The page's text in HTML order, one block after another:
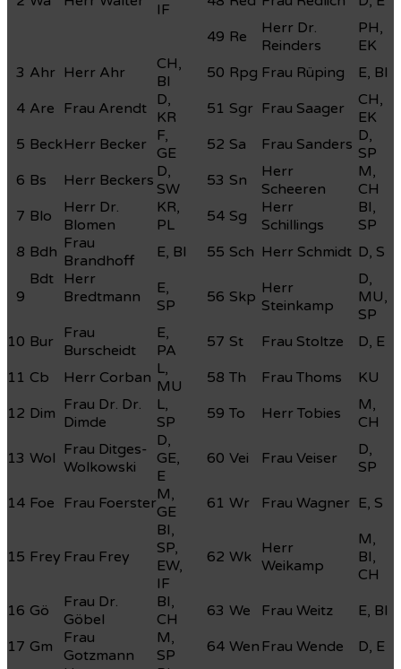
IF
49 Re
Herr Dr.
Reinders
PH,
EK
3 Ahr Herr Ahr
CH,
BI
50 Rpg Frau Rüping
E, BI
4 Are Frau Arendt
D,
KR
51 Sgr Frau Saager
CH,
EK
5 BeckHerr Becker
F,
GE
52 Sa Frau Sanders D,
SP
6 Bs Herr Beckers D,
SW
53 Sn
Herr
Scheeren
M,
CH
7 Blo
Herr Dr.
Blomen
KR,
PL
54 Sg
Herr
Schillings
BI,
SP
8 Bdh Frau
Brandhoff
E, BI 55 Sch Herr Schmidt D, S
9
Bdt
Herr
Bredtmann
E,
SP
56 Skp Herr
Steinkamp
D,
MU,
SP
10 Bur
Frau
Burscheidt
E,
PA
57 St Frau Stoltze
D, E
11 Cb Herr Corban L,
MU
58 Th Frau Thoms
KU
12 Dim Frau Dr. Dr.
Dimde
L,
SP
59 To Herr Tobies
M,
CH
13 Wol Frau Ditges-
Wolkowski
D,
GE,
E
60 Vei Frau Veiser
D,
SP
14 Foe Frau FoersterM,
GE
61 Wr Frau Wagner E, S
15 Frey Frau Frey
BI,
SP,
EW,
IF
62 Wk
Herr
Weikamp
M,
BI,
CH
16 Gö
Frau Dr.
Göbel
BI,
CH
63 We Frau Weitz
E, BI
17 Gm
Frau
Gotzmann
M,
SP
64 Wen Frau Wende
D, E